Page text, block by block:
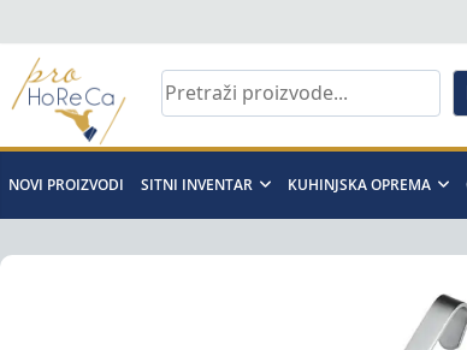
to
content
Pro
Horeca
d.o.o
NOVI PROIZVODI SITNI INVENTAR KUHINJSKA OPREMA